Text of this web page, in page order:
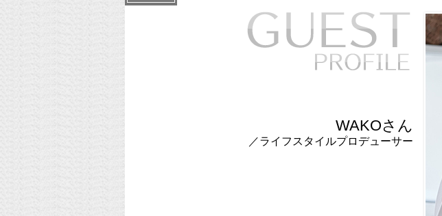
WAKOさん
／ライフスタイルプロデューサー